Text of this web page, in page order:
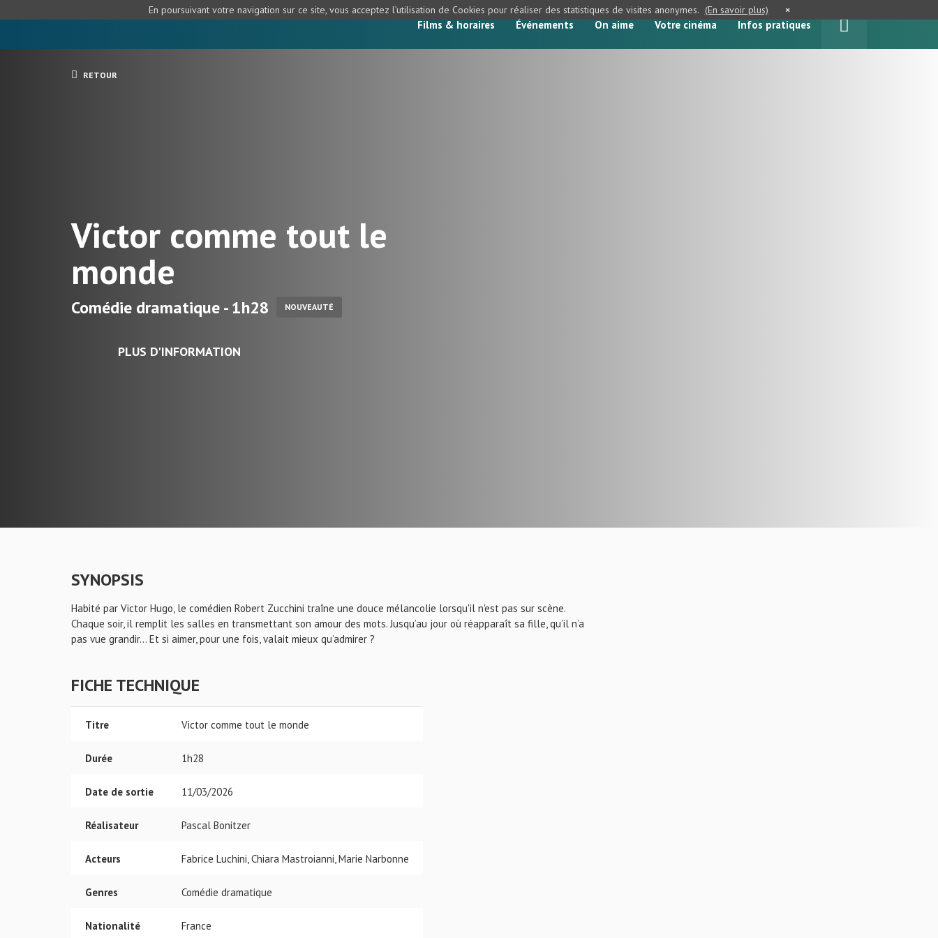
Films & horaires Événements On aime Votre cinéma Infos pratiques
RETOUR
Victor comme tout le
monde
Comédie dramatique - 1h28 NOUVEAUTÉ
PLUS D'INFORMATION
SYNOPSIS
Habité par Victor Hugo, le comédien Robert Zucchini traîne une douce mélancolie lorsqu'il n'est pas sur scène.
Chaque soir, il remplit les salles en transmettant son amour des mots. Jusqu’au jour où réapparaît sa fille, qu’il n’a
pas vue grandir… Et si aimer, pour une fois, valait mieux qu’admirer ?
FICHE TECHNIQUE
Titre Victor comme tout le monde
Durée 1h28
Date de sortie 11/03/2026
Réalisateur Pascal Bonitzer
Acteurs Fabrice Luchini, Chiara Mastroianni, Marie Narbonne
Genres Comédie dramatique
Nationalité France
En poursuivant votre navigation sur ce site, vous acceptez l’utilisation de Cookies pour réaliser des statistiques de visites anonymes. (En savoir plus) ×